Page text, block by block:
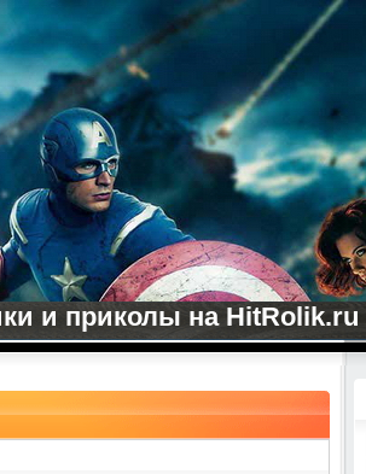
и приколы на HitRolik.ru